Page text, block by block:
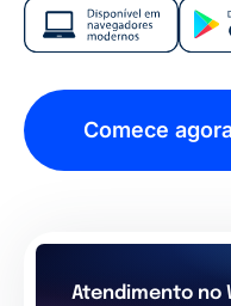
Comece
Atendimento no